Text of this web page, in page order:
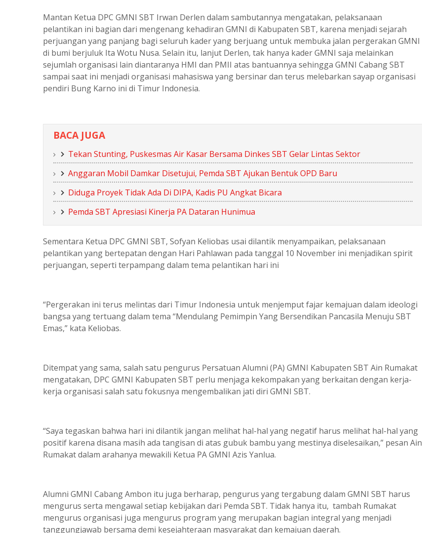
Mantan Ketua DPC GMNI SBT Irwan Derlen dalam sambutannya mengatakan, pelaksanaan
pelantikan ini bagian dari mengenang kehadiran GMNI di Kabupaten SBT, karena menjadi sejarah
perjuangan yang panjang bagi seluruh kader yang berjuang untuk membuka jalan pergerakan GMNI
di bumi berjuluk Ita Wotu Nusa. Selain itu, lanjut Derlen, tak hanya kader GMNI saja melainkan
sejumlah organisasi lain diantaranya HMI dan PMII atas bantuannya sehingga GMNI Cabang SBT
sampai saat ini menjadi organisasi mahasiswa yang bersinar dan terus melebarkan sayap organisasi
pendiri Bung Karno ini di Timur Indonesia.
BACA JUGA
Tekan Stunting, Puskesmas Air Kasar Bersama Dinkes SBT Gelar Lintas Sektor
Anggaran Mobil Damkar Disetujui, Pemda SBT Ajukan Bentuk OPD Baru
Diduga Proyek Tidak Ada Di DIPA, Kadis PU Angkat Bicara
Pemda SBT Apresiasi Kinerja PA Dataran Hunimua
Sementara Ketua DPC GMNI SBT, Sofyan Keliobas usai dilantik menyampaikan, pelaksanaan
pelantikan yang bertepatan dengan Hari Pahlawan pada tanggal 10 November ini menjadikan spirit
perjuangan, seperti terpampang dalam tema pelantikan hari ini
“Pergerakan ini terus melintas dari Timur Indonesia untuk menjemput fajar kemajuan dalam ideologi
bangsa yang tertuang dalam tema “Mendulang Pemimpin Yang Bersendikan Pancasila Menuju SBT
Emas,” kata Keliobas.
Ditempat yang sama, salah satu pengurus Persatuan Alumni (PA) GMNI Kabupaten SBT Ain Rumakat
mengatakan, DPC GMNI Kabupaten SBT perlu menjaga kekompakan yang berkaitan dengan kerja-
kerja organisasi salah satu fokusnya mengembalikan jati diri GMNI SBT.
“Saya tegaskan bahwa hari ini dilantik jangan melihat hal-hal yang negatif harus melihat hal-hal yang
positif karena disana masih ada tangisan di atas gubuk bambu yang mestinya diselesaikan,” pesan Ain
Rumakat dalam arahanya mewakili Ketua PA GMNI Azis Yanlua.
Alumni GMNI Cabang Ambon itu juga berharap, pengurus yang tergabung dalam GMNI SBT harus
mengurus serta mengawal setiap kebijakan dari Pemda SBT. Tidak hanya itu, tambah Rumakat
mengurus organisasi juga mengurus program yang merupakan bagian integral yang menjadi
tanggungjawab bersama demi kesejahteraan masyarakat dan kemajuan daerah.